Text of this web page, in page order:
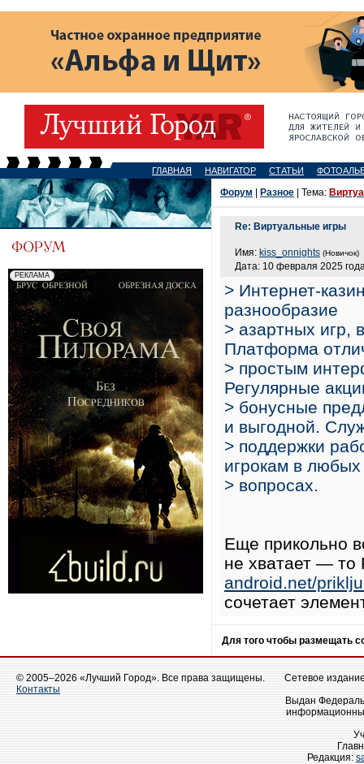
ГЛАВНАЯ НАВИГАТОР СТАТЬИ
Форум Разное | Тема:
Re: Виртуальные игры
Имя: kiss_onnights (Новичок)
Дата: 10 февраля 2025
> Интернет-
разнообразие
> азартных игр,
Платформа
> простым
Регулярные
> бонусные
и выгодной.
> поддержки
игрокам в любых
> вопросах.
Еще прикольно
не хватает —
android.net/
сочетает
Для того чтобы размещать
© 2005–2026 «Лучший Город». Все права защищены.
Контакты
Сетевое
Выдан
Редакция: